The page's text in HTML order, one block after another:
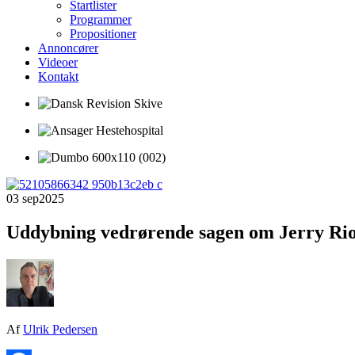
Startlister
Programmer
Propositioner
Annoncører
Videoer
Kontakt
03 sep2025
Uddybning vedrørende sagen om Jerry
AfUlrik Pedersen